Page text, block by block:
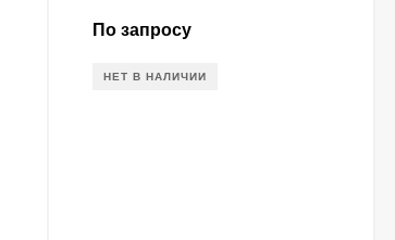
По запросу
НЕТ В НАЛИЧИИ